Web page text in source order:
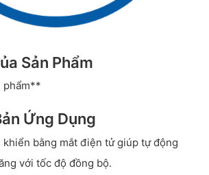
Sản Phẩm
phẩm**
Ứng Dụng
bằng mắt điện tử giúp tự động
với tốc độ đồng bộ.